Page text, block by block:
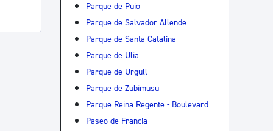
Parque de Puio
Parque de Salvador Allende
Parque de Santa Catalina
Parque de Ulia
Parque de Urgull
Parque de Zubimusu
Parque Reina Regente - Boulevard
Paseo de Francia